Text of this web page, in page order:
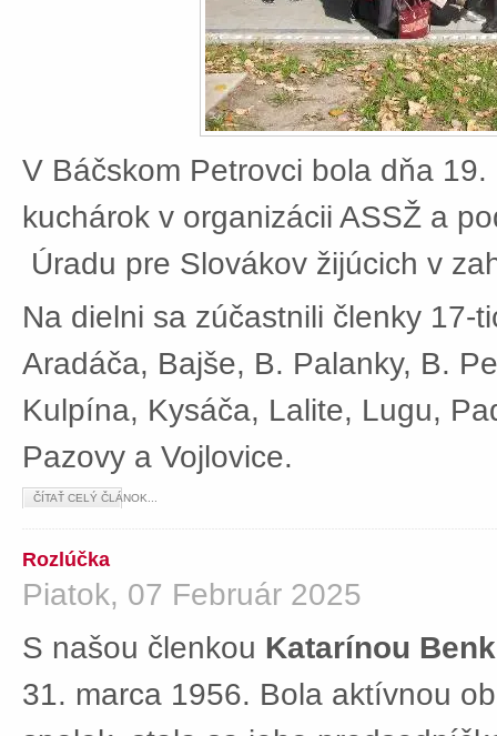
V Báčskom Petrovci bola dňa
kuchárok v organizácii ASSŽ a
Úradu pre Slovákov žijúcich v
Na dielni sa zúčastnili členky 17-
Aradáča, Bajše, B. Palanky, B.
Kulpína, Kysáča, Lalite, Lugu,
Pazovy a Vojlovice.
ČÍTAŤ CELÝ ČLÁNOK...
Rozlúčka
Piatok, 07 Február 2025
S našou členkou Katarínou
31. marca 1956. Bola aktívnou